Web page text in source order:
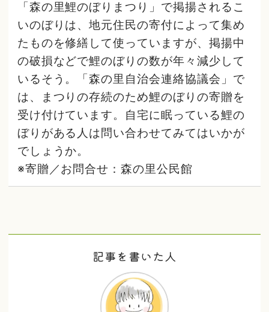
「森の里鯉のぼりまつり」で掲揚されるこ
いのぼりは、地元住民の寄付によって集め
たものを修繕して使っていますが、掲揚中
の破損などで鯉のぼりの数が年々減少して
いるそう。「森の里自治会連絡協議会」で
は、まつりの存続のため鯉のぼりの寄贈を
受け付けています。自宅に眠っている鯉の
ぼりがある人は問い合わせてみてはいかが
でしょうか。
※寄贈／お問合せ：森の里公民館
記事を書いた人